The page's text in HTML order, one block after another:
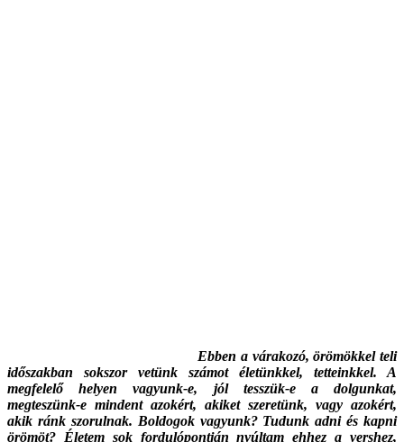
Ebben a várakozó, örömökkel teli
időszakban sokszor vetünk számot életünkkel, tetteinkkel. A
megfelelő helyen vagyunk-e, jól tesszük-e a dolgunkat,
megteszünk-e mindent azokért, akiket szeretünk, vagy azokért,
akik ránk szorulnak. Boldogok vagyunk? Tudunk adni és kapni
örömöt? Életem sok fordulópontján nyúltam ehhez a vershez,